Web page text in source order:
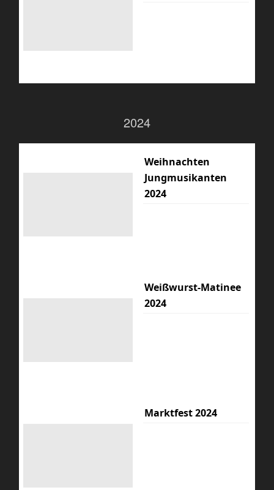
2024
Weihnachten
Jungmusikanten
2024
Weißwurst-Matinee
2024
Marktfest 2024